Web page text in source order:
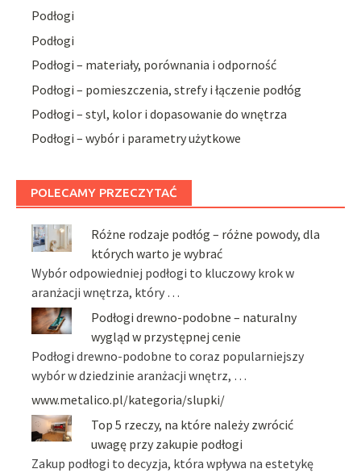
Podłogi
Podłogi
Podłogi – materiały, porównania i odporność
Podłogi – pomieszczenia, strefy i łączenie podłóg
Podłogi – styl, kolor i dopasowanie do wnętrza
Podłogi – wybór i parametry użytkowe
POLECAMY PRZECZYTAĆ
Różne rodzaje podłóg – różne powody, dla
których warto je wybrać
Wybór odpowiedniej podłogi to kluczowy krok w
aranżacji wnętrza, który …
Podłogi drewno-podobne – naturalny
wygląd w przystępnej cenie
Podłogi drewno-podobne to coraz popularniejszy
wybór w dziedzinie aranżacji wnętrz, …
www.metalico.pl/kategoria/slupki/
Top 5 rzeczy, na które należy zwrócić
uwagę przy zakupie podłogi
Zakup podłogi to decyzja, która wpływa na estetykę